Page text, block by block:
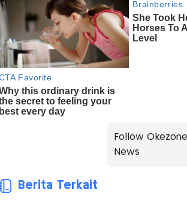
Follow
News
Berita Terkait